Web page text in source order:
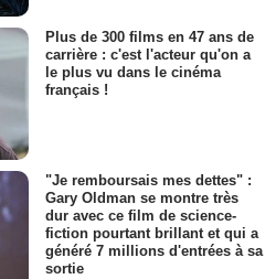
Plus de 300 films en 47 ans de
carrière : c'est l'acteur qu'on a
le plus vu dans le cinéma
français !
"Je remboursais mes dettes" :
Gary Oldman se montre très
dur avec ce film de science-
fiction pourtant brillant et qui a
généré 7 millions d'entrées à sa
sortie